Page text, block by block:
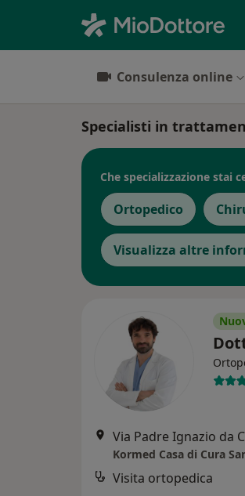
Consulenza online
Specialisti in
Che specializzazione stai
Ortopedico
Visualizza altre
Kormed Casa di Cura
Visita ortopedica